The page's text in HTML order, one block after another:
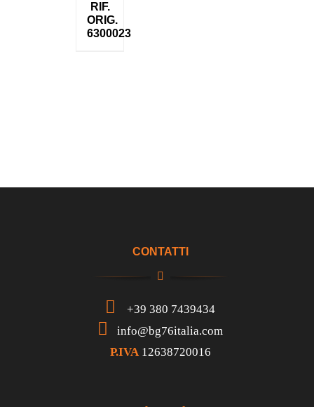
RIF.
ORIG.
6300023
CONTATTI
+39 380 7439434
info@bg76italia.com
P.IVA 12638720016